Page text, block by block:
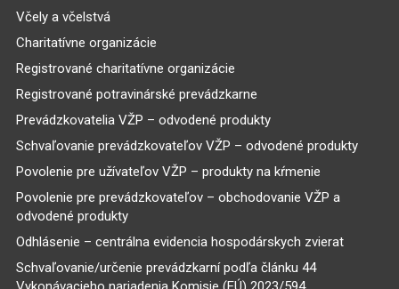
Včely a včelstvá
Charitatívne organizácie
Registrované charitatívne organizácie
Registrované potravinárské prevádzkarne
Prevádzkovatelia VŽP – odvodené produkty
Schvaľovanie prevádzkovateľov VŽP – odvodené produkty
Povolenie pre užívateľov VŽP – produkty na kŕmenie
Povolenie pre prevádzkovateľov – obchodovanie VŽP a
odvodené produkty
Odhlásenie – centrálna evidencia hospodárskych zvierat
Schvaľovanie/určenie prevádzkarní podľa článku 44